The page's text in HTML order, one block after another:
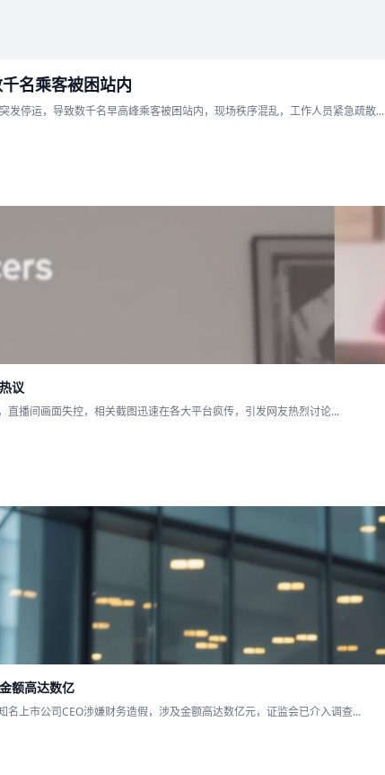
名乘客被困站内
发停运，导致数千名早高峰乘客被困站内，现场秩序混乱，工作人员紧急疏散...
议
播间画面失控，相关截图迅速在各大平台疯传，引发网友热烈讨论...
额高达数亿
上市公司CEO涉嫌财务造假，涉及金额高达数亿元，证监会已介入调查...